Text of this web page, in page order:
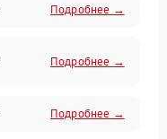
Подробнее →
Подробнее →
Подробнее →